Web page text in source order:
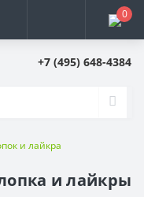
0
+7 (495) 648-4384
и лайкра
и лайкры